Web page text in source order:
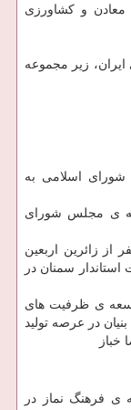
معادن و کشاورزی
زیر مجموعه
اسلامی به
ی مجلس شورای
پذیرایی بیش از 20 هزار نفر از زائرین اربعین
سمنان در
ی ظرفیت های
در عرصه تولید
خباز
ی فرهنگ نماز در